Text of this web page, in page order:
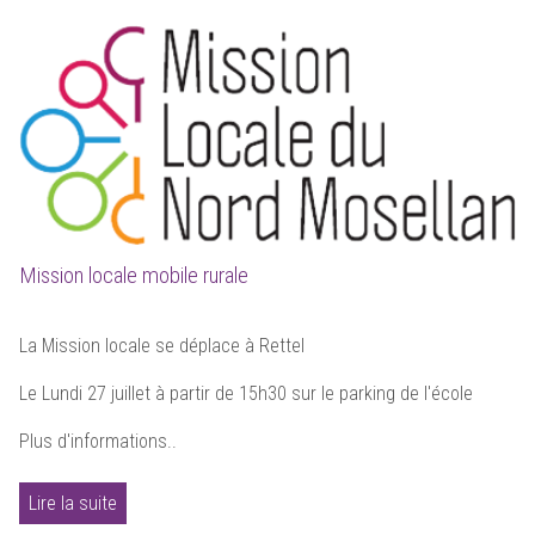
Mission locale mobile rurale
La Mission locale se déplace à Rettel
Le Lundi 27 juillet à partir de 15h30 sur le parking de l'école
Plus d'informations..
Lire la suite